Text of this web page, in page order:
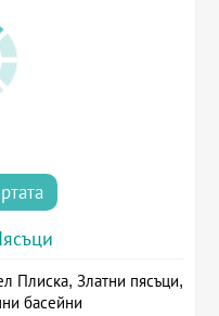
Плиска, Златни пясъци,
басейни